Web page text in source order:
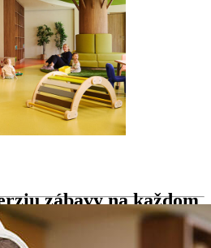
zábavy na každom